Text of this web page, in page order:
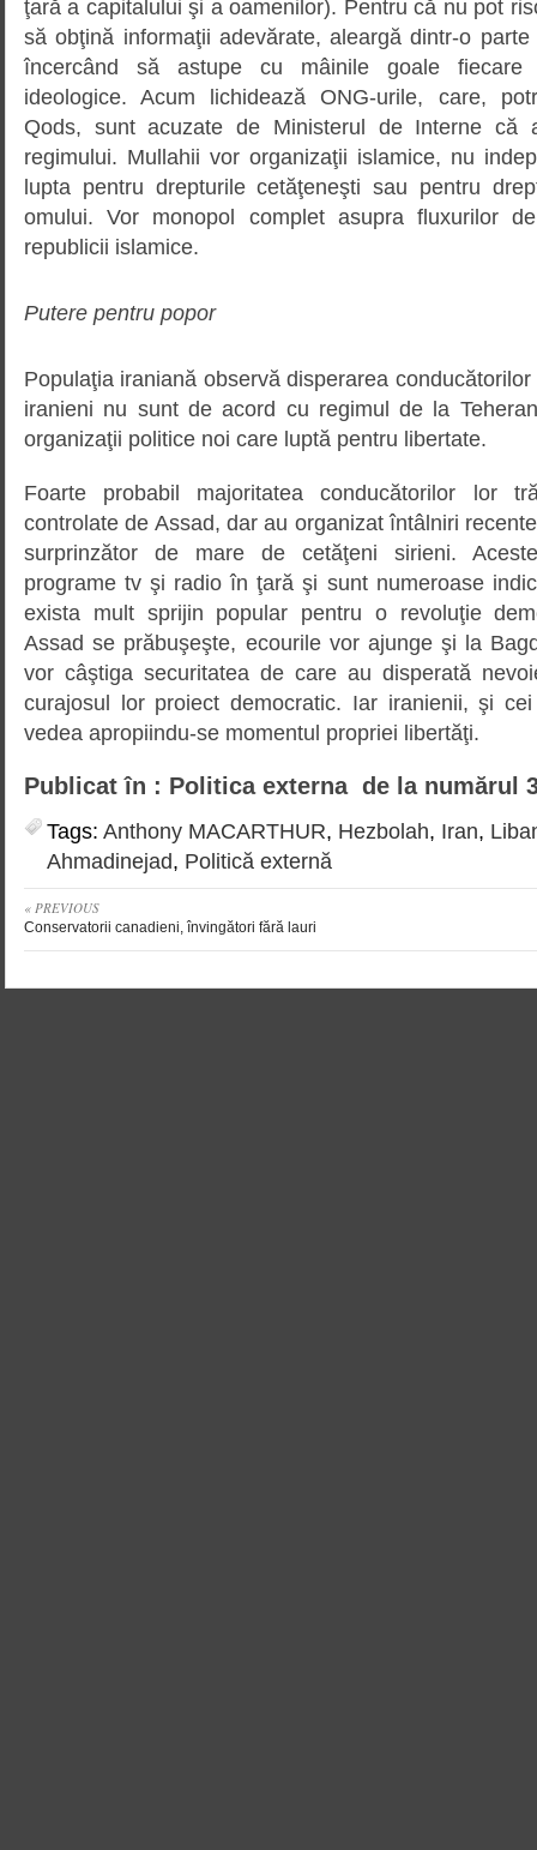
ţară a capitalului şi a oamenilor). Pentru că nu pot
să obţină informaţii adevărate, aleargă dintr-o
încercând să astupe cu mâinile goale fiecare
ideologice. Acum lichidează ONG-urile, care,
Qods, sunt acuzate de Ministerul de Interne că
regimului. Mullahii vor organizaţii islamice, nu
lupta pentru drepturile cetăţeneşti sau pentru
omului. Vor monopol complet asupra fluxurilor
republicii islamice.
Putere pentru popor
Populaţia iraniană observă disperarea
iranieni nu sunt de acord cu regimul de la
organizaţii politice noi care luptă pentru libertate.
Foarte probabil majoritatea conducătorilor lor
controlate de Assad, dar au organizat întâlniri
surprinzător de mare de cetăţeni sirieni.
programe tv şi radio în ţară şi sunt numeroase
exista mult sprijin popular pentru o revoluţie
Assad se prăbuşeşte, ecourile vor ajunge şi la
vor câştiga securitatea de care au disperată
curajosul lor proiect democratic. Iar iranienii, şi
vedea apropiindu-se momentul propriei libertăţi.
Publicat în : Politica externa de la numărul
Tags: Anthony MACARTHUR, Hezbolah, Iran,
Ahmadinejad, Politică externă
« PREVIOUS
Conservatorii canadieni, învingători fără lauri